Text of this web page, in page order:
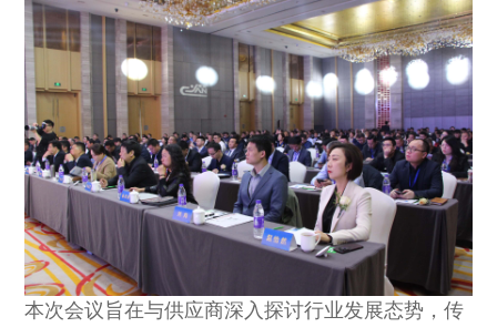
社会责任
本次会议旨在与供应商深入探讨行业发展态势，传